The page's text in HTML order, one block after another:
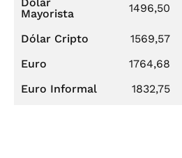
Mayorista
1496,50
Dólar Cripto 1569,57
Euro
1764,68
Euro Informal
1832,75